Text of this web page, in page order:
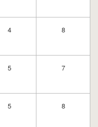
4 8
5 7
5 8